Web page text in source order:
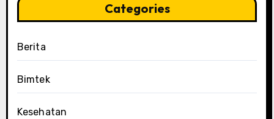
Categories
Berita
Bimtek
Kesehatan